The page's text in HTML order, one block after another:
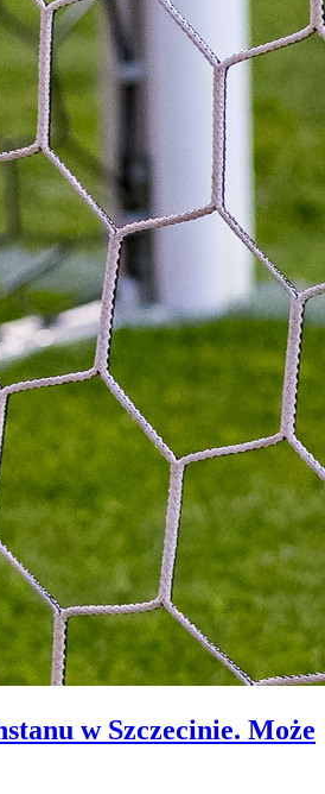
w Szczecinie. Może